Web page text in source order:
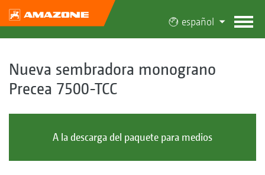
español
Nueva sembradora monograno
Precea 7500-TCC
A la descarga del paquete para medios